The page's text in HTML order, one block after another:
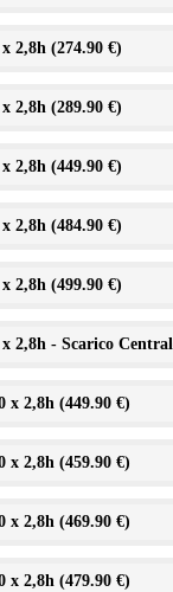
2,8h (274.90 €)
2,8h (289.90 €)
2,8h (449.90 €)
2,8h (484.90 €)
2,8h (499.90 €)
2,8h - Scarico
x 2,8h (449.90 €)
x 2,8h (459.90 €)
x 2,8h (469.90 €)
x 2,8h (479.90 €)